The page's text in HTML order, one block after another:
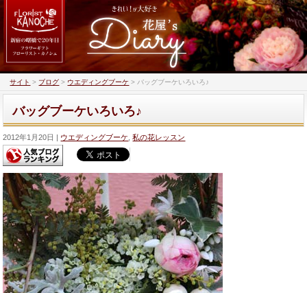
サイト > ブログ > ウエディングブーケ >バッグブーケいろいろ♪
バッグブーケいろいろ♪
2012年1月20日 ウエディングブーケ ,私の花レッスン